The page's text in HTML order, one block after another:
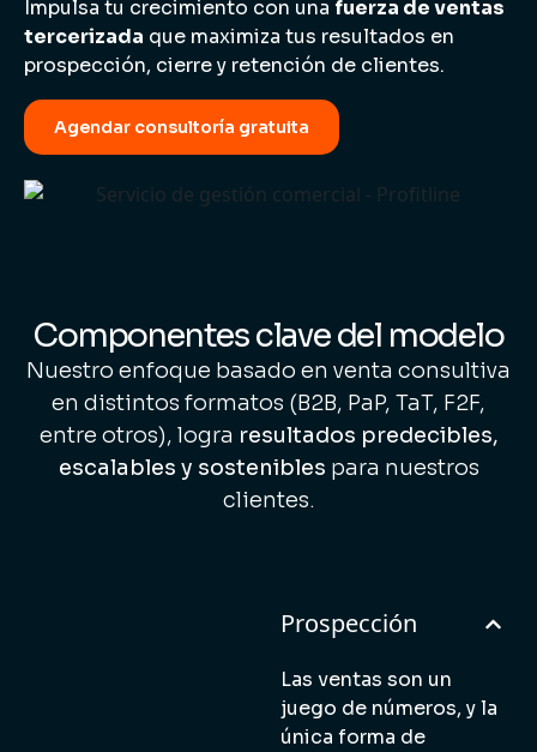
Impulsa tu crecimiento con una fuerza de ventas
tercerizada que maximiza tus resultados en
prospección, cierre y retención de clientes.
Agendar consultoría gratuita
Componentes clave del modelo
Nuestro enfoque basado en venta consultiva
en distintos formatos (B2B, PaP, TaT, F2F,
entre otros), logra resultados predecibles,
escalables y sostenibles para nuestros
clientes.
Prospección
Las ventas son un
juego de números, y la
única forma de